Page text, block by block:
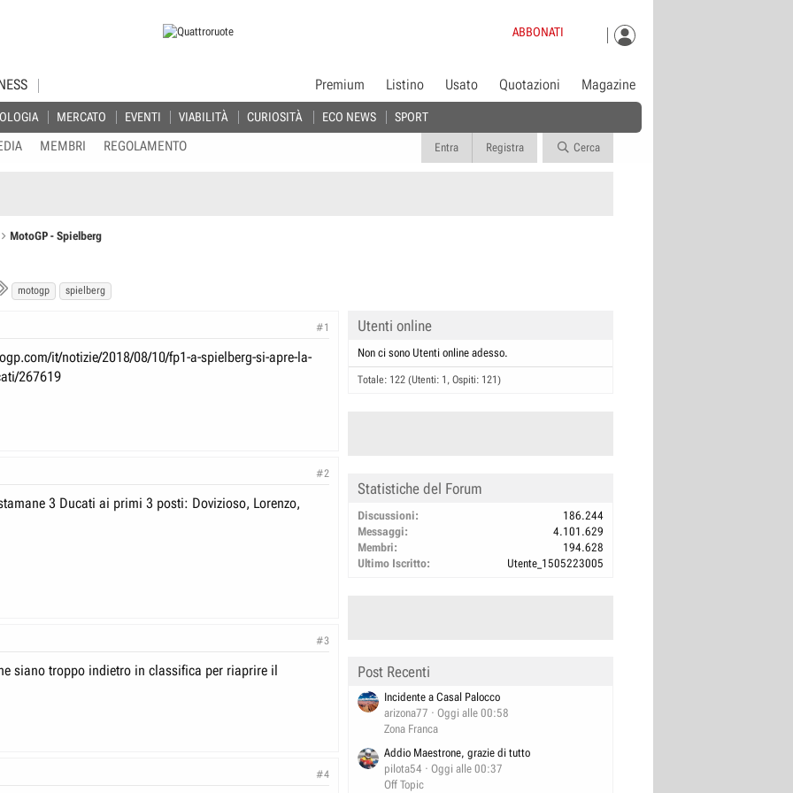
ABBONATI
MERCATO EVENTI VIABILITÀ CURIOSITÀ ECO NEWS SPORT
Premium Listino Usato Quotazioni Magazine
MEMBRI REGOLAMENTO Entra Registra Cerca
MotoGP - Spielberg
T
s
motogp spielberg
#1
it/notizie/2018/08/10/fp1-a-spielberg-si-apre-la-
267619
#2
3 Ducati ai primi 3 posti: Dovizioso, Lorenzo,
#3
siano troppo indietro in classifica per riaprire il
#4
Utenti online
Non ci sono Utenti online adesso.
Totale: 122 (Utenti: 1, Ospiti: 121)
Statistiche del Forum
Discussioni
186.244
Messaggi
4.101.629
Membri
194.628
Ultimo Iscritto
Utente_1505223005
Post Recenti
Incidente a Casal Palocco
arizona77
Oggi alle 00:58
Zona Franca
Addio Maestrone, grazie di tutto
pilota54
Oggi alle 00:37
Off Topic